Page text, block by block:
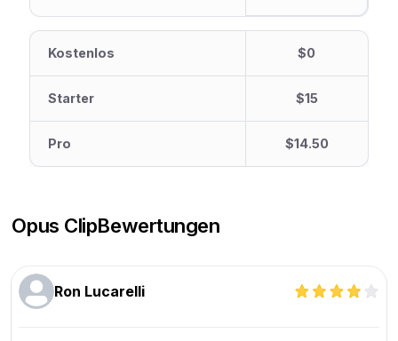
Kostenlos $0
Starter $15
Pro $14.50
Opus ClipBewertungen
Ron Lucarelli